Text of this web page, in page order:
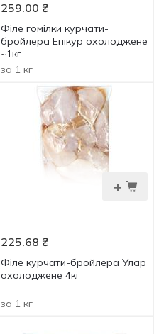
259.00 ₴
Філе гомілки курчати-
бройлера Епікур охолоджене
~1кг
за 1 кг
+
225.68 ₴
Філе курчати-бройлера Улар
охолоджене 4кг
за 1 кг